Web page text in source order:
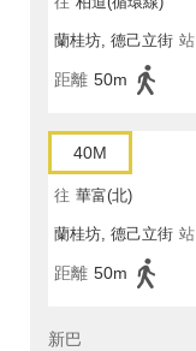
蘭桂坊, 德己立街 站
距離 50m
40M
往 華富(北)
蘭桂坊, 德己立街 站
距離 50m
新巴